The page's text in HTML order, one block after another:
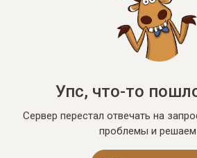
Упс, что-то
Сервер перестал отвечать на
проблемы и решаем